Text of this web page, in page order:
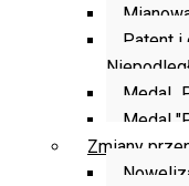
Patent i
Medal
Medal
Zmiany